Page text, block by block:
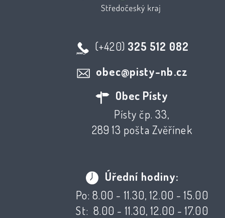
(+420) 325 512 082
obec@pisty-nb.cz
Obec Písty
Písty čp. 33,
289 13 pošta Zvěřínek
Úřední hodiny:
Po: 8.00 - 11.30, 12.00 - 15.00
St: 8.00 - 11.30, 12.00 - 17.00